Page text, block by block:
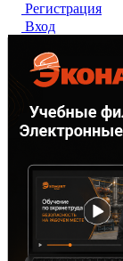
Регистрация
Вход